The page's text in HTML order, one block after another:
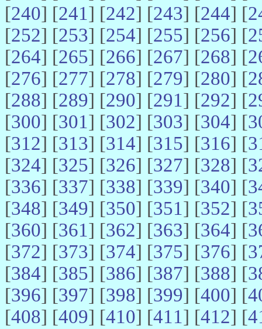
[240] [241] [242] [243] [244] [
[252] [253] [254] [255] [256] [
[264] [265] [266] [267] [268] [
[276] [277] [278] [279] [280] [
[288] [289] [290] [291] [292] [
[300] [301] [302] [303] [304] [
[312] [313] [314] [315] [316] [
[324] [325] [326] [327] [328] [
[336] [337] [338] [339] [340] [
[348] [349] [350] [351] [352] [
[360] [361] [362] [363] [364] [
[372] [373] [374] [375] [376] [
[384] [385] [386] [387] [388] [
[396] [397] [398] [399] [400] [
[408] [409] [410] [411] [412] [